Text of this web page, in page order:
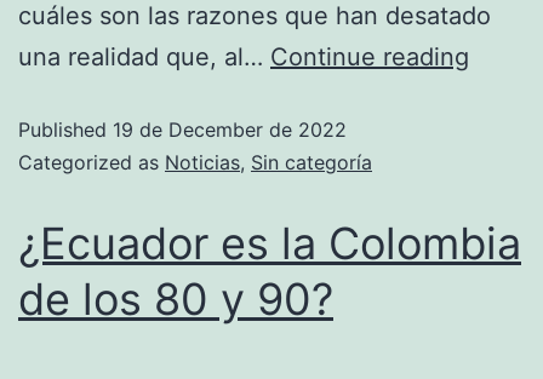
cuáles son las razones que han desatado
una realidad que, al… Continue reading
Published 19 de December de 2022
Categorized as Noticias, Sin categoría
¿Ecuador es la Colombia
de los 80 y 90?